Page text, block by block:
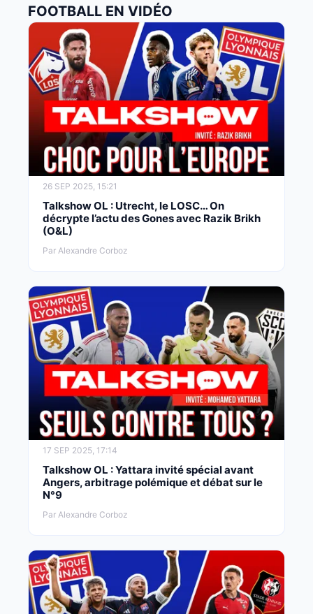
FOOTBALL EN VIDÉO
26 SEP 2025, 15:21
Talkshow OL : Utrecht, le LOSC… On
décrypte l’actu des Gones avec Razik Brikh
(O&L)
Par Alexandre Corboz
17 SEP 2025, 17:14
Talkshow OL : Yattara invité spécial avant
Angers, arbitrage polémique et débat sur le
N°9
Par Alexandre Corboz